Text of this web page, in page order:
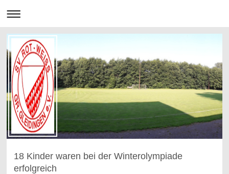
18 Kinder waren bei der Winterolympiade
erfolgreich